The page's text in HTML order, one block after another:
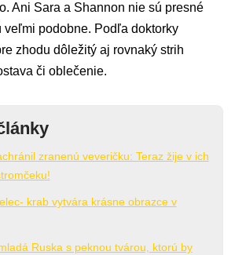
Ani Sara a Shannon nie sú presné
veľmi podobne. Podľa doktorky
zhodu dôležitý aj rovnaký strih
či oblečenie.
zranenú veveričku: Teraz žije v ich
krab vytvára krásne obrazce v
Ruska s peknou tvárou, ktorú by